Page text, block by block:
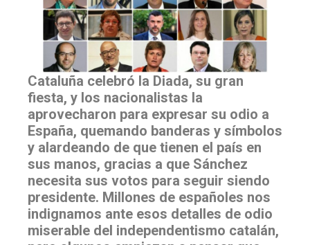
Cataluña celebró la Diada, su gran
fiesta, y los nacionalistas la
aprovecharon para expresar su odio a
España, quemando banderas y símbolos
y alardeando de que tienen el país en
sus manos, gracias a que Sánchez
necesita sus votos para seguir siendo
presidente. Millones de españoles nos
indignamos ante esos detalles de odio
miserable del independentismo catalán,